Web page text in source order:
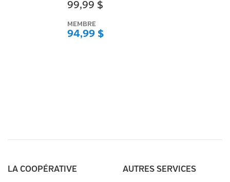
99,99 $
MEMBRE
94,99 $
LA COOPÉRATIVE AUTRES SERVICES